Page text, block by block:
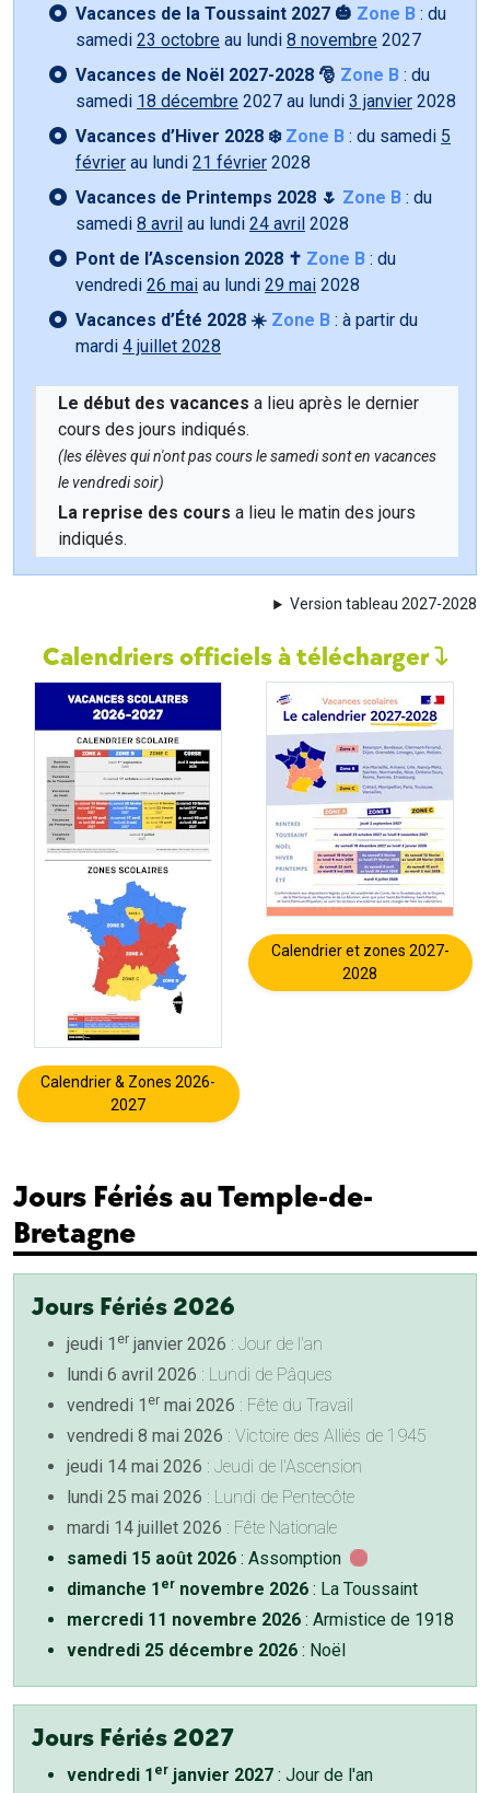
Vacances de la Toussaint 2027 🎃 Zone B : du
samedi 23 octobre au lundi 8 novembre 2027
Vacances de Noël 2027-2028 🎅 Zone B : du
samedi 18 décembre 2027 au lundi 3 janvier 2028
Vacances d’Hiver 2028 ❄️ Zone B : du samedi 5
février au lundi 21 février 2028
Vacances de Printemps 2028 🌷 Zone B : du
samedi 8 avril au lundi 24 avril 2028
Pont de l’Ascension 2028 ✝️ Zone B : du
vendredi 26 mai au lundi 29 mai 2028
Vacances d’Été 2028 ☀️ Zone B : à partir du
mardi 4 juillet 2028
Le début des vacances a lieu après le dernier
cours des jours indiqués.
(les élèves qui n'ont pas cours le samedi sont en vacances
le vendredi soir)
La reprise des cours a lieu le matin des jours
indiqués.
Version tableau 2027-2028
Calendriers officiels à télécharger
Calendrier & Zones 2026-
2027
Calendrier et zones 2027-
2028
Jours Fériés au Temple-de-
Bretagne
Jours Fériés 2026
jeudi 1 er janvier 2026 : Jour de l'an
lundi 6 avril 2026 : Lundi de Pâques
vendredi 1 er mai 2026 : Fête du Travail
vendredi 8 mai 2026 : Victoire des Alliés de 1945
jeudi 14 mai 2026 : Jeudi de l'Ascension
lundi 25 mai 2026 : Lundi de Pentecôte
mardi 14 juillet 2026 : Fête Nationale
samedi 15 août 2026 : Assomption
dimanche 1 er novembre 2026 : La Toussaint
mercredi 11 novembre 2026 : Armistice de 1918
vendredi 25 décembre 2026 : Noël
Jours Fériés 2027
vendredi 1 er janvier 2027 : Jour de l'an